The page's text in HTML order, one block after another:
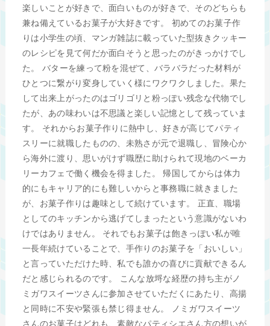
楽しいことが好きで、面白いものが好きで、そのどちらも
兼ね備えているお菓子が大好きです。 初めてのお菓子作
りは小学生の頃、マンガ雑誌に載っていた型抜きクッキー
のレシピを見て何だか面白そうと思ったのがきっかけでし
た。 バターを練って粉を混ぜて、バラバラだった材料が
ひとつに繋がり変身していく様にワクワクしました。果た
して出来上がったのはゴリゴリと粉っぽい残念な代物でし
たが、あの味わいは不思議と楽しい記憶として残っていま
す。 それからお菓子作りに熱中し、好きが高じてパティ
スリーに就職したものの、未熟さが元で退職し、冒険心か
ら海外に渡り、思いがけず職歴に助けられて現地のベーカ
リーカフェで働く機会を得ました。 帰国してからは体力
的にもキャリア的にも難しいからと事務職に就きました
が、お菓子作りは趣味として続けています。 正直、職場
としてのキッチンから逃げてしまったという意識がないわ
けではありません。 それでもお菓子は飽きっぽい私が唯
一長年続けていることで、手作りのお菓子を「おいしい」
と言っていただけた時、私でも誰かの喜びに貢献できるん
だと感じられるのです。 こんな放埒な経歴の持ち主がノ
ミガワスイーツさんに参加させていただくにあたり、高揚
と同時に不安や緊張も禁じ得ません。 ノミガワスイーツ
さんのお菓子はどれも、素敵なパティシエさん方の想いが